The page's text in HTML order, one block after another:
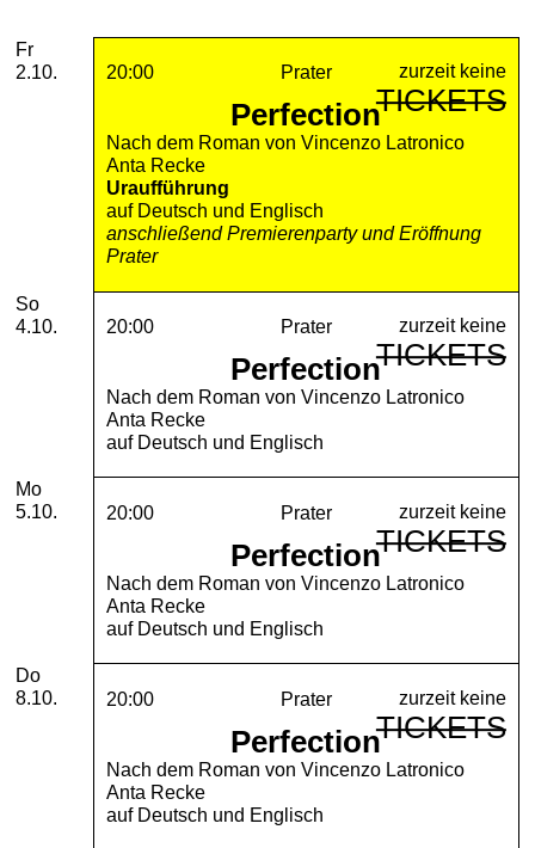
Aufführungen
2026
Oktober
Freitag, 02. Oktober 2026
Fr
2.10.
20:00 Prater
Perfection
Nach dem Roman von Vincenzo Latronico
Anta Recke
Uraufführung
auf Deutsch und Englisch
anschließend Premierenparty und Eröffnung
Prater
zurzeit keine
TICKETS
Sonntag, 04. Oktober 2026
So
4.10.
20:00 Prater
Perfection
Nach dem Roman von Vincenzo Latronico
Anta Recke
auf Deutsch und Englisch
zurzeit keine
TICKETS
Montag, 05. Oktober 2026
Mo
5.10.
20:00 Prater
Perfection
Nach dem Roman von Vincenzo Latronico
Anta Recke
auf Deutsch und Englisch
zurzeit keine
TICKETS
Donnerstag, 08. Oktober 2026
Do
8.10.
20:00 Prater
Perfection
Nach dem Roman von Vincenzo Latronico
Anta Recke
auf Deutsch und Englisch
zurzeit keine
TICKETS